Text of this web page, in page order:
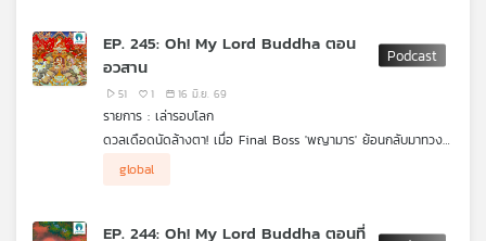
ThaiPBS Podcast รายการเล่ารอบโลก ชวนคุณเดินทางย้อนรอย
ประวัติศาสตร์การค้นพบคัมภีร์ลับในกรุวัดป่าแก้ว ยุคสมเด็จพระ
นเรศวรมหาราช พร้อมถอดรหัสวิธีรับมือ "แก๊งศัตรูหลากรูปแบบ"
ของฮีโร่สายมนุษย์อย่างพระพุทธเจ้า
.
ทำไมคนในศตวรรษที่ 21 ที่ต้องเจอทั้งมนุษย์ออฟฟิศใจร้าย ข่าวลือ
และความเครียดในชีวิตประจำวัน ถึงยังต้องสวดบทนี้? มาร่วมเปลี่ยน
EP. 245: Oh! My Lord Buddha ตอน
อวสาน
51 1 16 มิ.ย. 69
รายการ : เล่ารอบโลก
ดวลเดือดนัดล้างตา! เมื่อ Final Boss 'พญามาร' ย้อนกลับมาทวง
สงครามทางจิตวิญญาณที่ดุเดือดที่สุดในพุทธประวัติในเล่ารอบโลก
global
EP. 244: Oh! My Lord Buddha ตอนที่